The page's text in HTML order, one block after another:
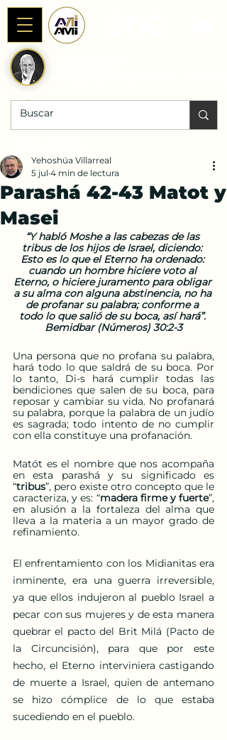
Parashá 42-43 Matot y
Masei
Yehoshúa Villarreal
5 jul 4 min de lectura
“Y habló Moshe a las cabezas de las
tribus de los hijos de Israel, diciendo:
Esto es lo que el Eterno ha ordenado:
cuando un hombre hiciere voto al
Eterno, o hiciere juramento para obligar
a su alma con alguna abstinencia, no ha
de profanar su palabra; conforme a
todo lo que salió de su boca, así hará”.
Bemidbar (Números) 30:2-3
Una persona que no profana su palabra,
hará todo lo que saldrá de su boca. Por
lo tanto, Di-s hará cumplir todas las
bendiciones que salen de su boca, para
reposar y cambiar su vida. No profanará
su palabra, porque la palabra de un judío
es sagrada; todo intento de no cumplir
con ella constituye una profanación.
Matót es el nombre que nos acompaña
en esta parashá y su significado es
“tribus”, pero existe otro concepto que le
caracteriza, y es: “madera firme y fuerte”,
en alusión a la fortaleza del alma que
lleva a la materia a un mayor grado de
refinamiento.
El enfrentamiento con los Midianitas era
inminente, era una guerra irreversible,
ya que ellos indujeron al pueblo Israel a
pecar con sus mujeres y de esta manera
quebrar el pacto del Brit Milá (Pacto de
la Circuncisión), para que por este
hecho, el Eterno interviniera castigando
de muerte a Israel, quien de antemano
se hizo cómplice de lo que estaba
sucediendo en el pueblo.